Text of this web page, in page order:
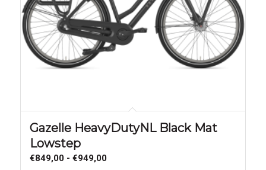
Gazelle HeavyDutyNL Black Mat
Lowstep
€849,00 - €949,00Prijsklasse: